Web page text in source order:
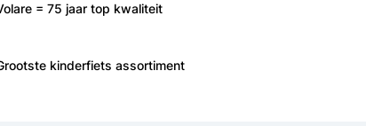
= 75 jaar top kwaliteit
kinderfiets assortiment